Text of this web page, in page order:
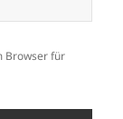
Browser für